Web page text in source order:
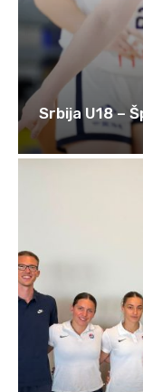
Srbija U18 –